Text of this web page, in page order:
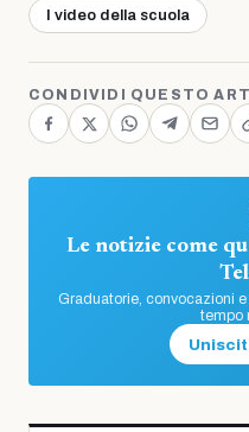
I video della scuola
CONDIVIDI QUESTO
Le notizie come
Graduatorie, convocazioni
tempo